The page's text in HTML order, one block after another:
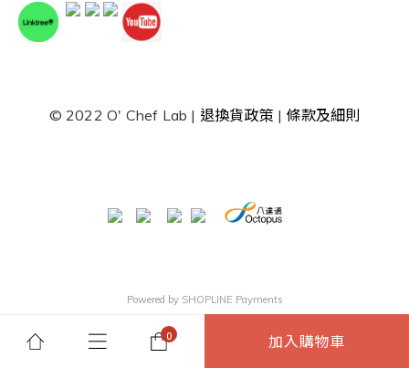
加入購物車
© 2022 O' Chef Lab | 退換貨政策 | 條款及細則
Powered by SHOPLINE Payments